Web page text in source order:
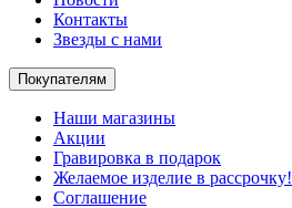
Контакты
Звезды с нами
Покупателям
Наши магазины
Акции
Гравировка в подарок
Желаемое изделие в рассрочку!
Соглашение